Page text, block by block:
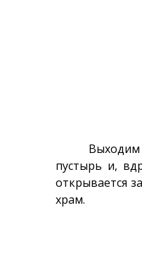
пустырь и,
открывается
храм.